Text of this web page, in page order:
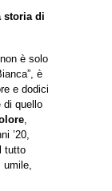
storia di
è solo
è
e dodici
di quello
’20,
tutto